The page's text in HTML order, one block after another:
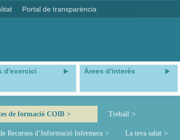
Portal de transparència
d'exercici Àrees d'interès
de formació COIB Treball
Recursos d’Informació Infermera La teva salut